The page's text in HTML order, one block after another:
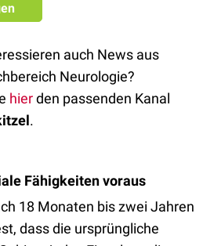
auch News aus
Neurologie?
hierden passenden Kanal
.
Fähigkeiten voraus
18 Monaten bis zwei Jahren
dass die ursprüngliche